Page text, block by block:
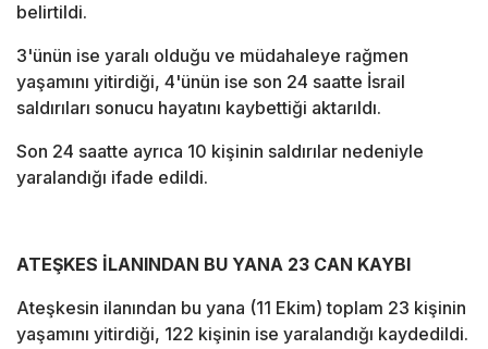
belirtildi.
3'ünün ise yaralı olduğu ve müdahaleye rağmen
yaşamını yitirdiği, 4'ünün ise son 24 saatte İsrail
saldırıları sonucu hayatını kaybettiği aktarıldı.
Son 24 saatte ayrıca 10 kişinin saldırılar nedeniyle
yaralandığı ifade edildi.
ATEŞKES İLANINDAN BU YANA 23 CAN KAYBI
Ateşkesin ilanından bu yana (11 Ekim) toplam 23 kişinin
yaşamını yitirdiği, 122 kişinin ise yaralandığı kaydedildi.